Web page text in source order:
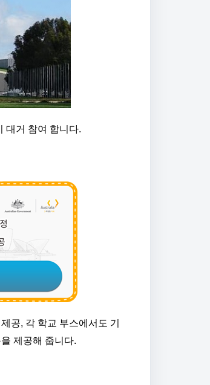
대거 참여 합니다.
공, 각 학교 부스에서도 기
제공해 줍니다.